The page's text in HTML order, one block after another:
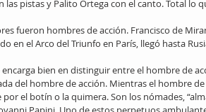
las pistas y Palito Ortega con el canto. Total lo
fueron hombres de acción. Francisco de
en el Arco del Triunfo en París, llegó hasta
encarga bien en distinguir entre el hombre de
del hombre de acción. Mientras el hombre
el botín o la quimera. Son los nómades,